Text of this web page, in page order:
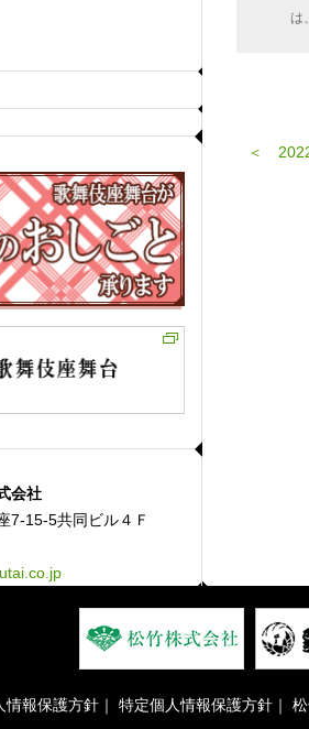
は
＜ 2022
会社
7-15-5共同ビル４Ｆ
情報保護方針｜ 特定個人情報保護方針｜